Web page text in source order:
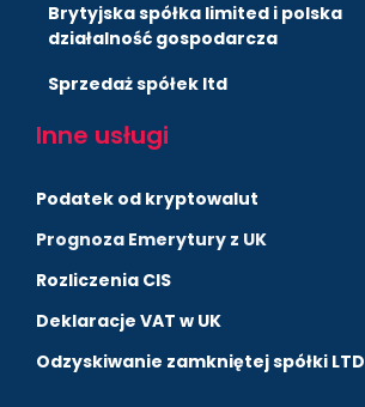
Brytyjska spółka limited i polska
działalność gospodarcza
Sprzedaż spółek ltd
Inne usługi
Podatek od kryptowalut
Prognoza Emerytury z UK
Rozliczenia CIS
Deklaracje VAT w UK
Odzyskiwanie zamkniętej spółki LTD